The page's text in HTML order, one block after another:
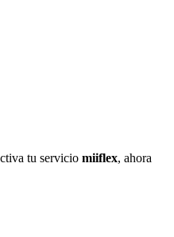
tu servicio miiflex, ahora